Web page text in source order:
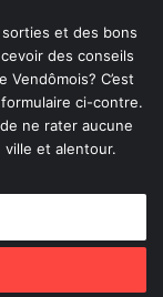
et des bons
des conseils
C’est
ci-contre.
ne rater aucune
et alentour.